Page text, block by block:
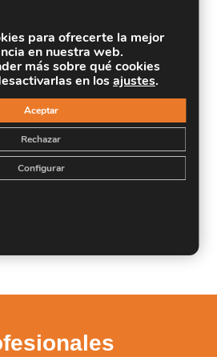
clave más acertadas para
el sistema de pujas y
tipos.
de palabras clave para
ideas.
para ofrecerte la mejor
en nuestra web.
más sobre qué cookies
en losajustes.
Aceptar
Rechazar
Configurar